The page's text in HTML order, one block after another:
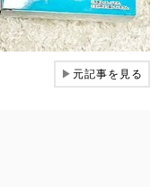
▶元記事を見る